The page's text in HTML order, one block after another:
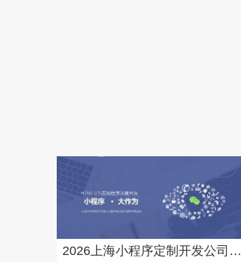
2026上海小程序定制开发公司推荐榜单，助企业找靠谱伙伴